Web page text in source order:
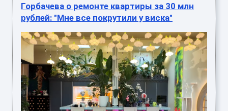
Горбачева о ремонте квартиры за 30 млн
рублей: "Мне все покрутили у виска"